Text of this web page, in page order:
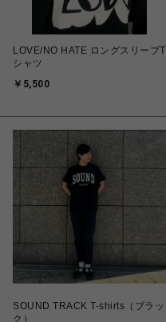
LOVE/NO HATE ロングスリーブT
シャツ
￥5,500
SOUND TRACK T-shirts（ブラッ
ク）